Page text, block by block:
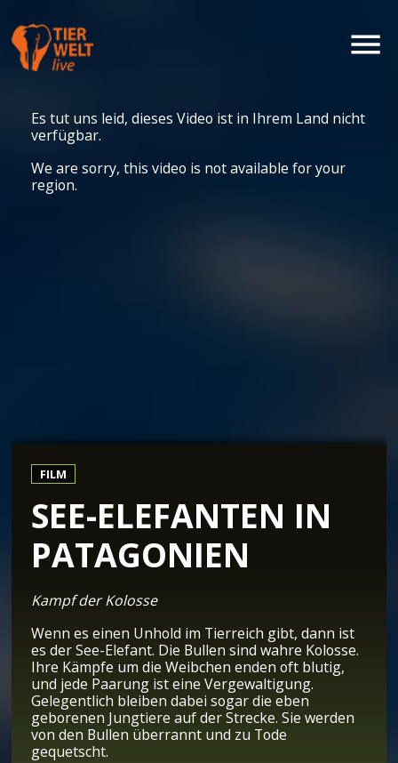
Es tut uns leid, dieses Video ist in Ihrem Land nicht
verfügbar.
We are sorry, this video is not available for your
region.
FILM
SEE-ELEFANTEN IN
PATAGONIEN
Kampf der Kolosse
Wenn es einen Unhold im Tierreich gibt, dann ist
es der See-Elefant. Die Bullen sind wahre Kolosse.
Ihre Kämpfe um die Weibchen enden oft blutig,
und jede Paarung ist eine Vergewaltigung.
Gelegentlich bleiben dabei sogar die eben
geborenen Jungtiere auf der Strecke. Sie werden
von den Bullen überrannt und zu Tode
gequetscht.